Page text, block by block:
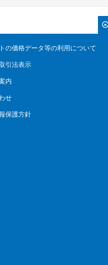
の価格データ等の利用について
引法表示
内
せ
保護方針